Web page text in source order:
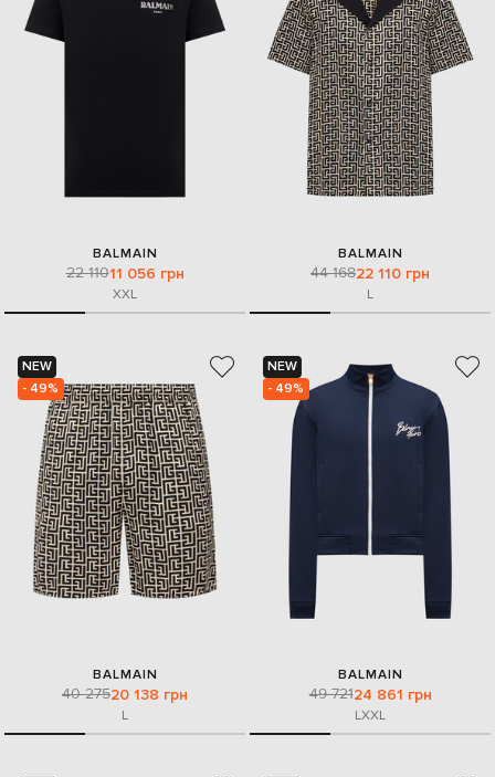
BALMAIN
22 11011 056 грн
XXL
BALMAIN
44 16822 110 грн
L
NEW
- 49%
BALMAIN
40 27520 138 грн
L
NEW
- 49%
BALMAIN
49 72124 861 грн
LXXL